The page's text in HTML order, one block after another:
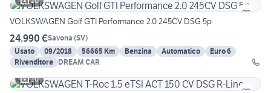
VOLKSWAGEN Golf GTI Performance 2.0 245CV DSG 5p
24.990 €Savona (SV)
Usato
09/2018 56665 Km Benzina Automatico
Euro 6
Rivenditore DREAM CAR
20